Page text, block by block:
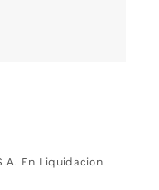
En Liquidacion